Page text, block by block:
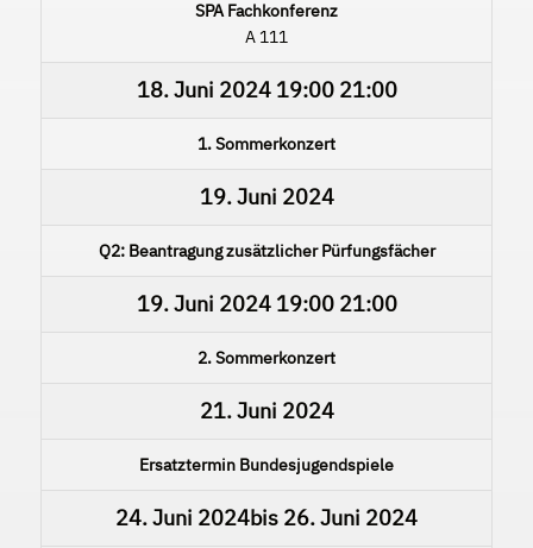
SPA Fachkonferenz
A 111
18. Juni 202419:00 21:00
1. Sommerkonzert
19. Juni 2024
Q2: Beantragung zusätzlicher Pürfungsfächer
19. Juni 202419:00 21:00
2. Sommerkonzert
21. Juni 2024
Ersatztermin Bundesjugendspiele
24. Juni 2024bis 26. Juni 2024